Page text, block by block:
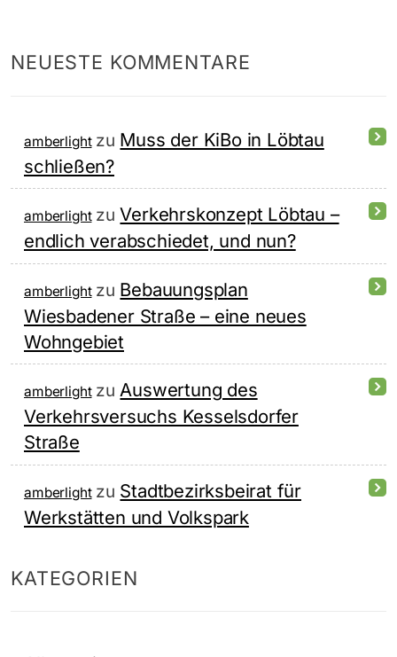
NEUESTE KOMMENTARE
amberlightzu Muss der KiBo in Löbtau
schließen?
amberlightzuVerkehrskonzept Löbtau –
endlich verabschiedet, und nun?
amberlightzu Bebauungsplan
Wiesbadener Straße – eine neues
Wohngebiet
amberlightzuAuswertung des
Verkehrsversuchs Kesselsdorfer
Straße
amberlightzu Stadtbezirksbeirat für
Werkstätten und Volkspark
KATEGORIEN